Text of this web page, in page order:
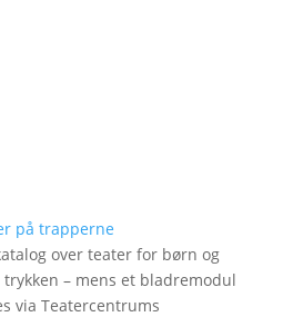
på trapperne
over teater for børn og
– mens et bladremodul
via Teatercentrums